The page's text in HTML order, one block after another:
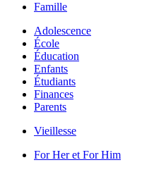
Famille
Adolescence
École
Éducation
Enfants
Étudiants
Finances
Parents
Vieillesse
For Her et For Him